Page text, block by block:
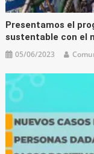
Presentamos el
sustentable con el
05/06/2023